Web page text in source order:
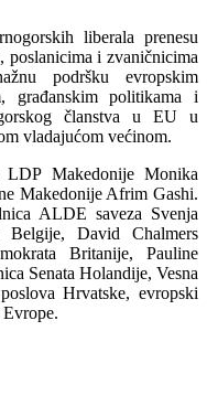
liberala prenesu
poslanicima i zvaničnicima
podršku evropskim
građanskim politikama i
članstva u EU u
vladajućom većinom.
LDP Makedonije Monika
Makedonije Afrim Gashi.
ALDE saveza Svenja
David Chalmers
Britanije, Pauline
Senata Holandije, Vesna
Hrvatske, evropski